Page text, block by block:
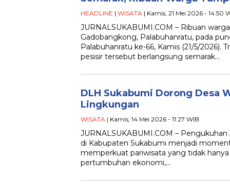
HEADLINE | WISATA | Kamis, 21 Mei 2026 - 14:50
JURNALSUKABUMI.COM – Ribuan
Gadobangkong, Palabuhanratu, pada
Palabuhanratu ke-66, Kamis (21/5/2026).
pesisir tersebut berlangsung semarak…
DLH Sukabumi Dorong Desa
Lingkungan
WISATA | Kamis, 14 Mei 2026 - 11:27 WIB
JURNALSUKABUMI.COM –
di Kabupaten Sukabumi menjadi
memperkuat pariwisata yang tidak
pertumbuhan ekonomi,…